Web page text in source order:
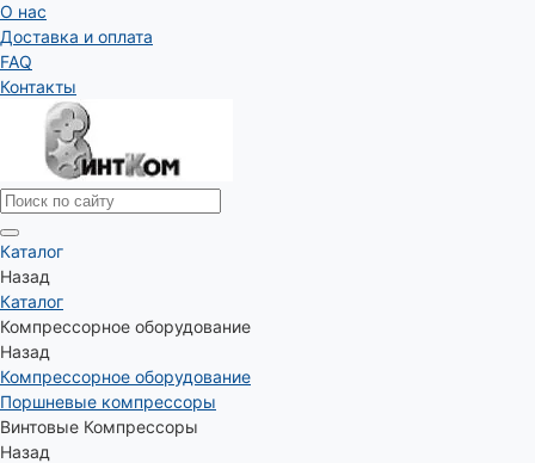
О нас
Доставка и оплата
FAQ
Контакты
Каталог
Назад
Каталог
Компрессорное оборудование
Назад
Компрессорное оборудование
Поршневые компрессоры
Винтовые Компрессоры
Назад